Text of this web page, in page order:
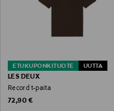
ETUKUPONKITUOTE UUTTA
LES DEUX
Record t-paita
Original Price
72,90 €